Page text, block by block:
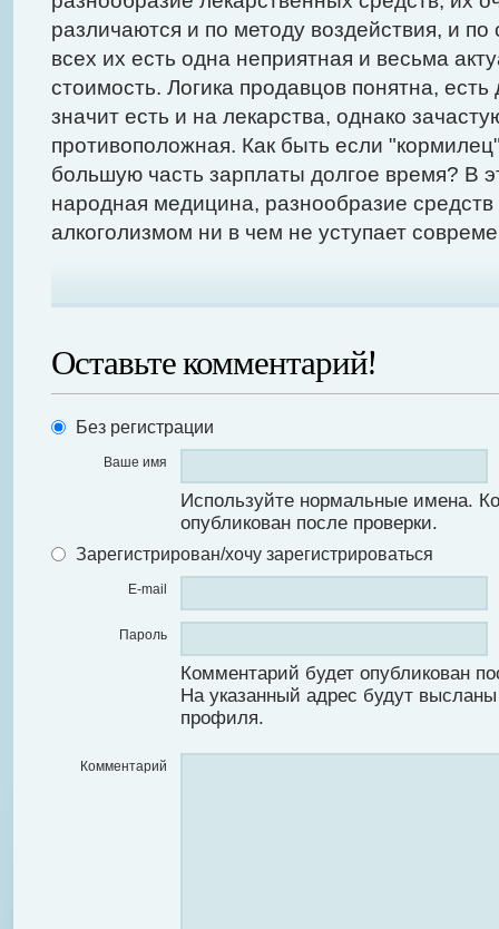
различаются и по методу воздействия, и
всех их есть одна неприятная и весьма
стоимость. Логика продавцов понятна, есть
значит есть и на лекарства, однако
противоположная. Как быть если
большую часть зарплаты долгое время? В
народная медицина, разнообразие
алкоголизмом ни в чем не уступает
Оставьте комментарий!
Без регистрации
Ваше имя
Используйте нормальные имена.
опубликован после проверки.
Зарегистрирован/хочу зарегистрироваться
E-mail
Пароль
Комментарий будет опубликован
На указанный адрес будут
профиля.
Комментарий